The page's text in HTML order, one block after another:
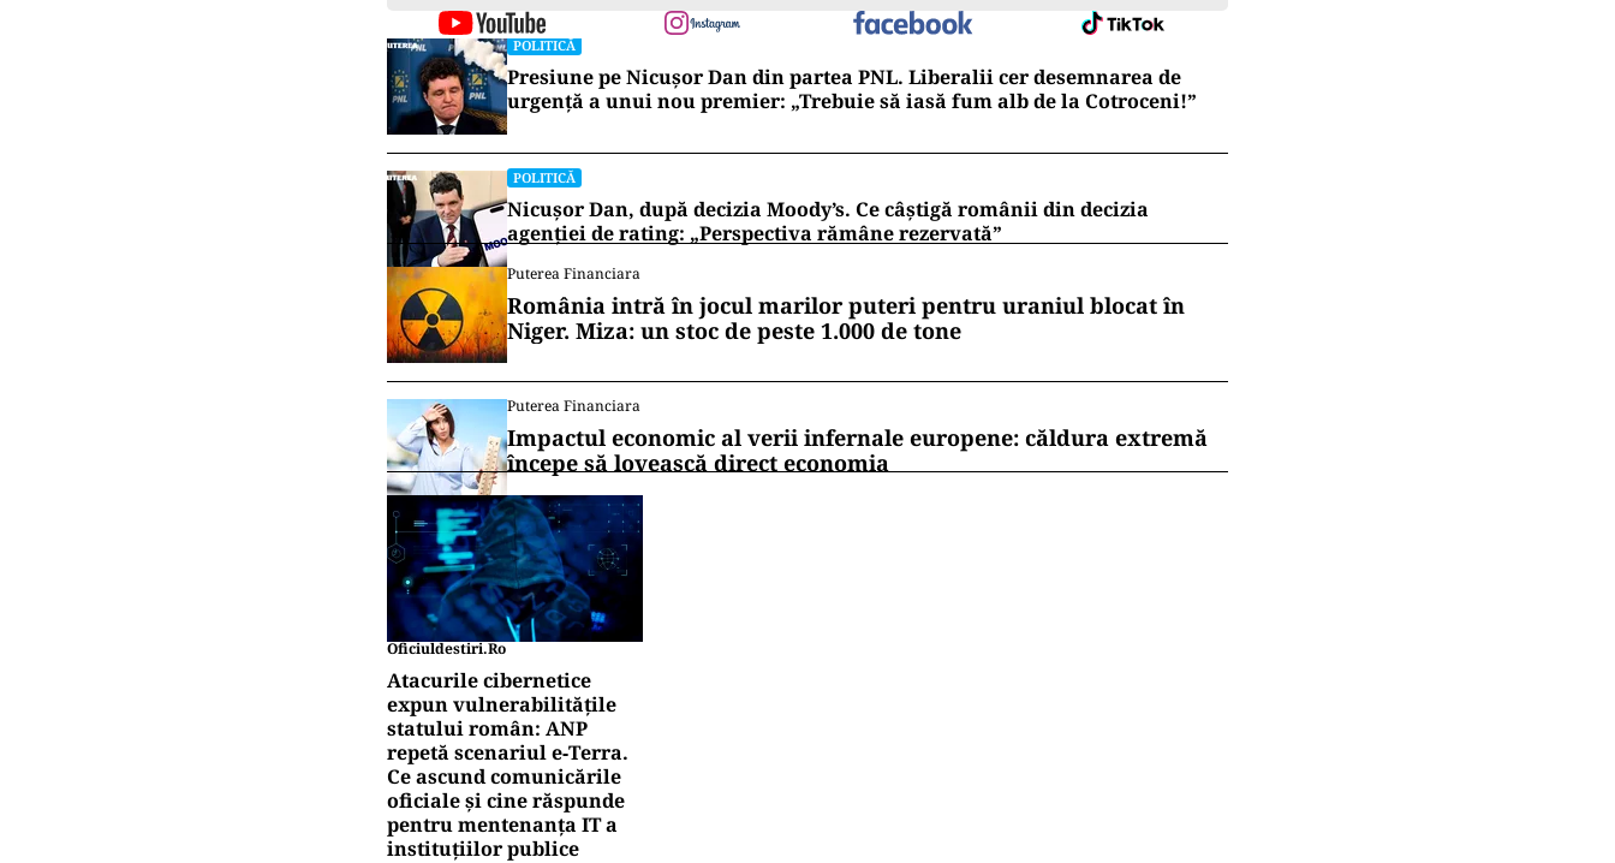
POLITICĂ
Presiune pe Nicușor Dan din partea PNL. Liberalii cer desemnarea de
urgență a unui nou premier: „Trebuie să iasă fum alb de la Cotroceni!”
POLITICĂ
Nicușor Dan, după decizia Moody’s. Ce câștigă românii din decizia
agenției de rating: „Perspectiva rămâne rezervată”
Puterea Financiara
România intră în jocul marilor puteri pentru uraniul blocat în
Niger. Miza: un stoc de peste 1.000 de tone
Puterea Financiara
Impactul economic al verii infernale europene: căldura extremă
începe să lovească direct economia
Oficiuldestiri.ro
Atacurile cibernetice
expun vulnerabilitățile
statului român: ANP
repetă scenariul e‑Terra.
Ce ascund comunicările
oficiale și cine răspunde
pentru mentenanța IT a
instituțiilor publice